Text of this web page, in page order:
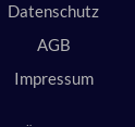
Datenschutz
AGB
Impressum